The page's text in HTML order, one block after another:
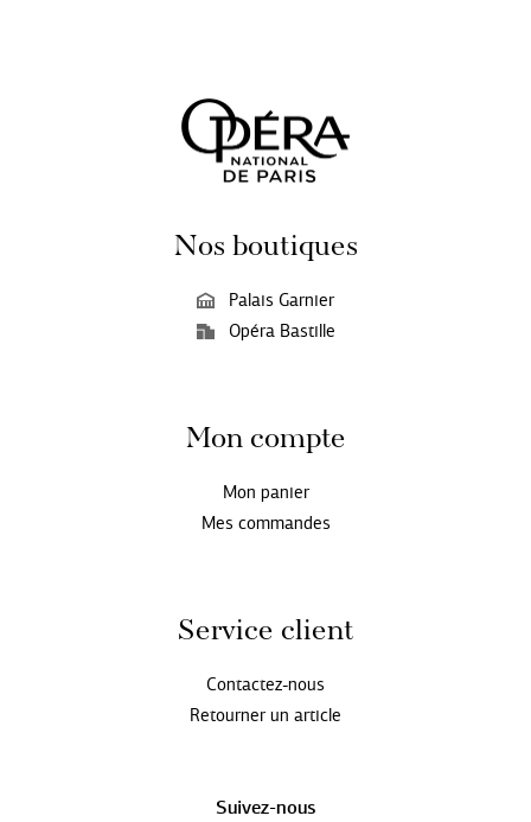
Nos boutiques
Palais Garnier
Opéra Bastille
Mon compte
Mon panier
Mes commandes
Service client
Contactez-nous
Retourner un article
Suivez-nous